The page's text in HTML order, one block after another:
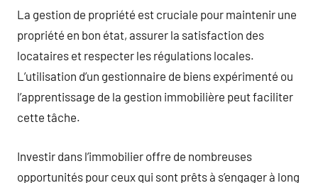
La gestion de propriété est cruciale pour maintenir une
propriété en bon état, assurer la satisfaction des
locataires et respecter les régulations locales.
L’utilisation d’un gestionnaire de biens expérimenté ou
l’apprentissage de la gestion immobilière peut faciliter
cette tâche.
Investir dans l’immobilier offre de nombreuses
opportunités pour ceux qui sont prêts à s’engager à long